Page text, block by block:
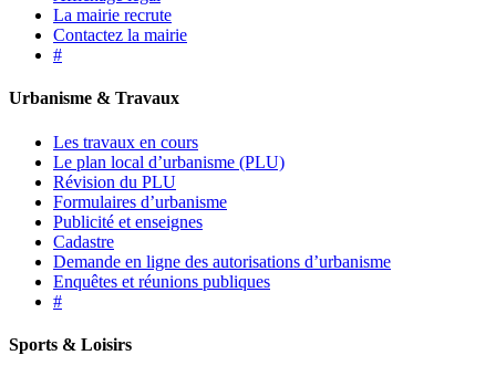
La mairie recrute
Contactez la mairie
#
Urbanisme & Travaux
Les travaux en cours
Le plan local d’urbanisme (PLU)
Révision du PLU
Formulaires d’urbanisme
Publicité et enseignes
Cadastre
Demande en ligne des autorisations d’urbanisme
Enquêtes et réunions publiques
#
Sports & Loisirs